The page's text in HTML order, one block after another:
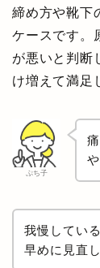
締め方や靴下
ケースです。
が悪いと判断
け増えて満足
ぷち子
我慢してい
早めに見直